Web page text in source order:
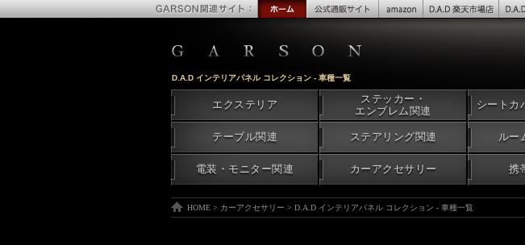
エクステリア
ステッカー・
エンブレム関連
シートカ
テーブル関連 ステアリング関連 ルー
電装・モニター関連 カーアクセサリー 携
D.A.D インテリアパネル コレクション - 車種一覧
HOME > カーアクセサリー > D.A.D インテリアパネル コレクション - 車種一覧